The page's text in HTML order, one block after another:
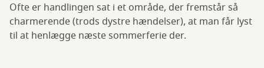
Ofte er handlingen sat i et område, der fremstår så
charmerende (trods dystre hændelser), at man får lyst
til at henlægge næste sommerferie der.